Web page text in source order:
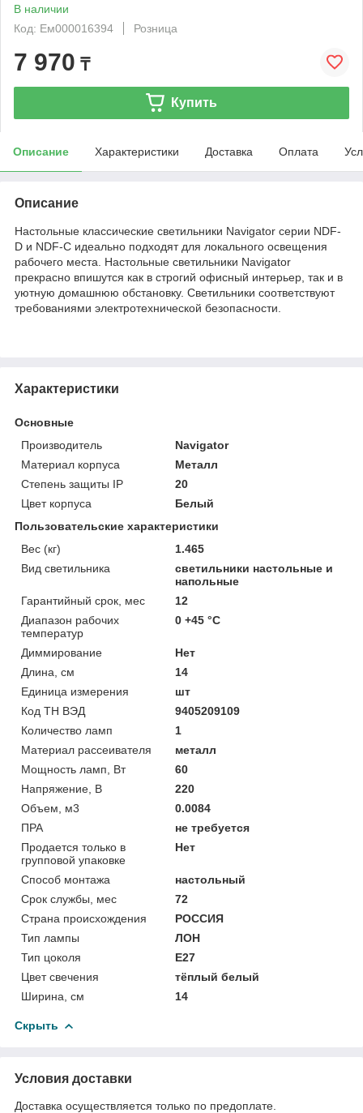
В наличии
Код: Ем000016394
Розница
7 970 ₸
Купить
Описание Характеристики Доставка Оплата
Описание
Настольные классические светильники Navigator серии NDF-
D и NDF-C идеально подходят для локального освещения
рабочего места. Настольные светильники Navigator
прекрасно впишутся как в строгий офисный интерьер, так и в
уютную домашнюю обстановку. Светильники соответствуют
требованиями электротехнической безопасности.
Характеристики
Основные
Производитель
Navigator
Материал корпуса
Металл
Степень защиты IP
20
Цвет корпуса
Белый
Пользовательские характеристики
Вес (кг)
1.465
Вид светильника
светильники настольные и
напольные
Гарантийный срок, мес
12
Диапазон рабочих
температур
0 +45 °C
Диммирование
Нет
Длина, см
14
Единица измерения
шт
Код ТН ВЭД
9405209109
Количество ламп
1
Материал рассеивателя
металл
Мощность ламп, Вт
60
Напряжение, В
220
Объем, м3
0.0084
ПРА
не требуется
Продается только в
групповой упаковке
Нет
Способ монтажа
настольный
Срок службы, мес
72
Страна происхождения
РОССИЯ
Тип лампы
ЛОН
Тип цоколя
E27
Цвет свечения
тёплый белый
Ширина, см
14
Скрыть
Условия доставки
Доставка осуществляется только по предоплате.